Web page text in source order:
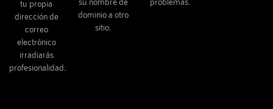
tu propia
dirección de
correo
electrónico
irradiarás
profesionalidad.
dominio a otro
sitio.